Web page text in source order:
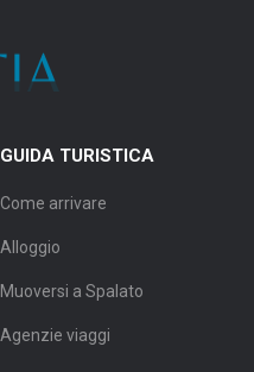
GUIDA TURISTICA
Come arrivare
Alloggio
Muoversi a Spalato
Agenzie viaggi